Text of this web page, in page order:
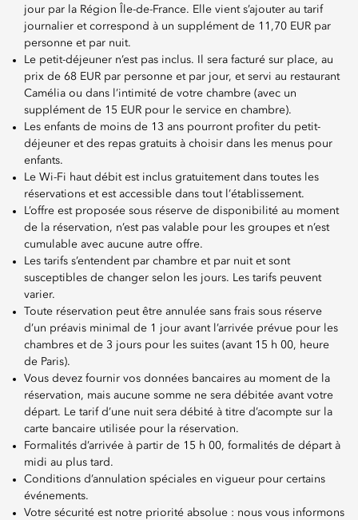
jour par la Région Île-de-France. Elle vient s’ajouter au tarif
journalier et correspond à un supplément de 11,70 EUR par
personne et par nuit.
Le petit-déjeuner n’est pas inclus. Il sera facturé sur place, au
prix de 68 EUR par personne et par jour, et servi au restaurant
Camélia ou dans l’intimité de votre chambre (avec un
supplément de 15 EUR pour le service en chambre).
Les enfants de moins de 13 ans pourront profiter du petit-
déjeuner et des repas gratuits à choisir dans les menus pour
enfants.
Le Wi-Fi haut débit est inclus gratuitement dans toutes les
réservations et est accessible dans tout l’établissement.
L’offre est proposée sous réserve de disponibilité au moment
de la réservation, n’est pas valable pour les groupes et n’est
cumulable avec aucune autre offre.
Les tarifs s’entendent par chambre et par nuit et sont
susceptibles de changer selon les jours. Les tarifs peuvent
varier.
Toute réservation peut être annulée sans frais sous réserve
d’un préavis minimal de 1 jour avant l’arrivée prévue pour les
chambres et de 3 jours pour les suites (avant 15 h 00, heure
de Paris).
Vous devez fournir vos données bancaires au moment de la
réservation, mais aucune somme ne sera débitée avant votre
départ. Le tarif d’une nuit sera débité à titre d’acompte sur la
carte bancaire utilisée pour la réservation.
Formalités d’arrivée à partir de 15 h 00, formalités de départ à
midi au plus tard.
Conditions d’annulation spéciales en vigueur pour certains
événements.
Votre sécurité est notre priorité absolue : nous vous informons